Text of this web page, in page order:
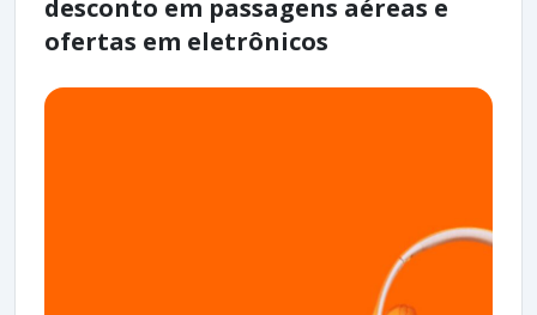
desconto em passagens aéreas e
ofertas em eletrônicos